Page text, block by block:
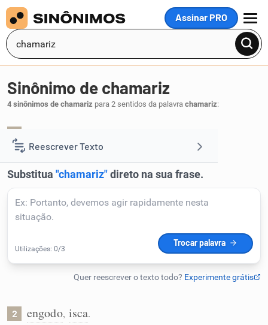
Assinar PRO
MENU
Reescrever Texto
Resumir Texto
Corrigir Texto
Detector de IA
Humanizador de IA
Sinônimo de chamariz
4 sinônimos de chamariz para 2 sentidos da palavra chamariz:
2 engodo, isca.